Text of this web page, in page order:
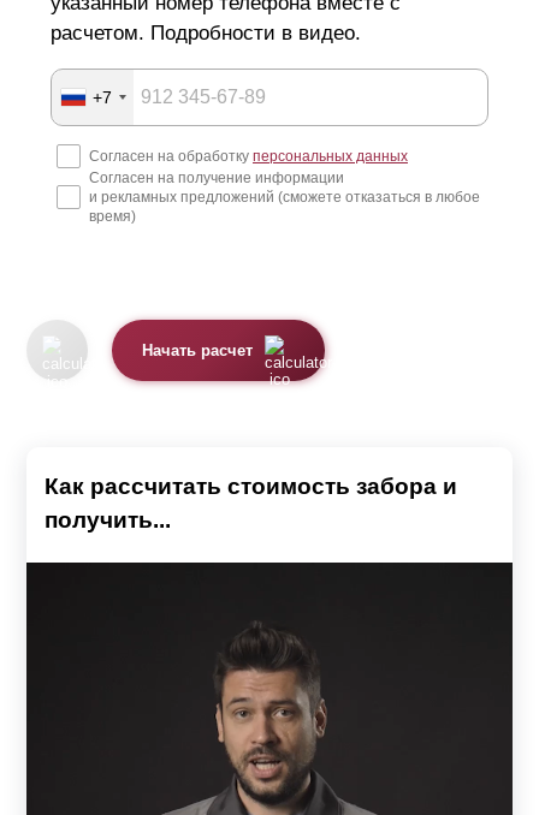
расчетом. Подробности в видео.
+7
Согласен на обработку персональных данных
Согласен на получение информации
и рекламных предложений (сможете отказаться в любое
время)
Начать расчет
Как рассчитать стоимость забора и
получить...